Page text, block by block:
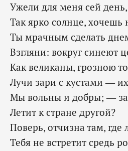
Ужели для меня сей день,
Так ярко солнце, хочешь
Ты мрачным сделать
Взгляни: вокруг синеют
Как великаны, грозною
Лучи зари с кустами —
Мы вольны и добры; —
Летит к стране другой?
Поверь, отчизна там, где
Тебя не встретит средь